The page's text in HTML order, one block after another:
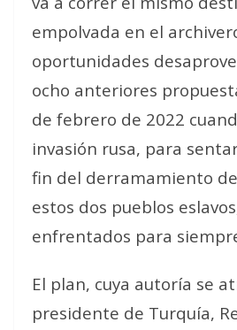
empolvada en el
oportunidades
ocho anteriores
de febrero de 2022
invasión rusa, para
fin del derramamiento
estos dos pueblos
enfrentados para
El plan, cuya autoría se
presidente de Turquía,